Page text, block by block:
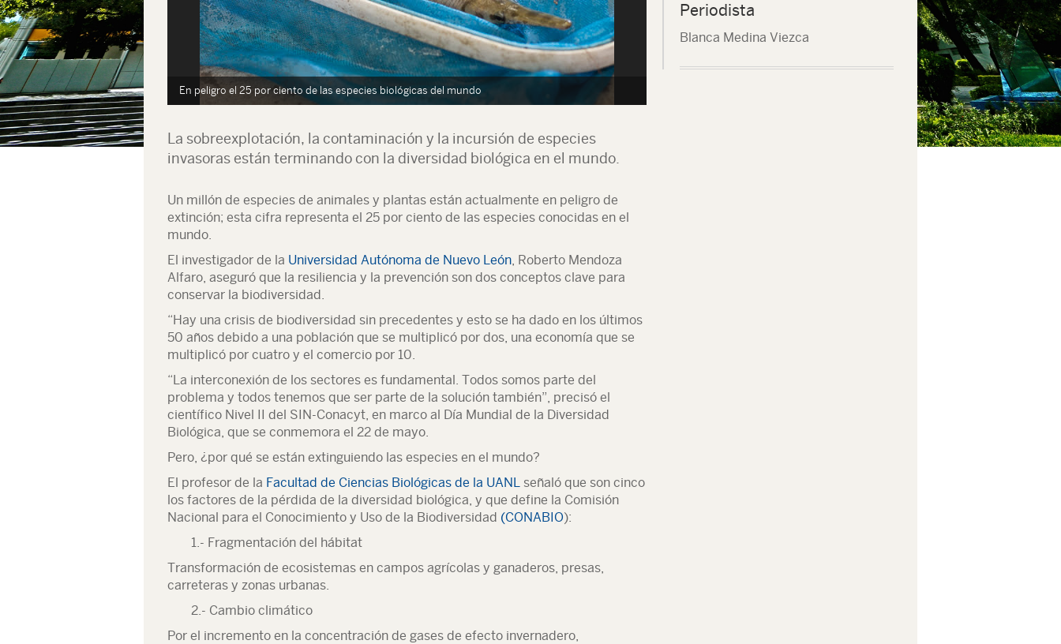
En peligro el 25 por ciento de las especies biológicas del mundo En peligro el 25 por ciento de las especies biológicas del mundo
La sobreexplotación, la contaminación y la incursión de especies
invasoras están terminando con la diversidad biológica en el mundo.
Un millón de especies de animales y plantas están actualmente en peligro de
extinción; esta cifra representa el 25 por ciento de las especies conocidas en el
mundo.
El investigador de la Universidad Autónoma de Nuevo León, Roberto Mendoza
Alfaro, aseguró que la resiliencia y la prevención son dos conceptos clave para
conservar la biodiversidad.
“Hay una crisis de biodiversidad sin precedentes y esto se ha dado en los últimos
50 años debido a una población que se multiplicó por dos, una economía que se
multiplicó por cuatro y el comercio por 10.
“La interconexión de los sectores es fundamental. Todos somos parte del
problema y todos tenemos que ser parte de la solución también”, precisó el
científico Nivel II del SIN-Conacyt, en marco al Día Mundial de la Diversidad
Biológica, que se conmemora el 22 de mayo.
Pero, ¿por qué se están extinguiendo las especies en el mundo?
El profesor de la Facultad de Ciencias Biológicas de la UANL señaló que son cinco
los factores de la pérdida de la diversidad biológica, y que define la Comisión
Nacional para el Conocimiento y Uso de la Biodiversidad (CONABIO):
1.- Fragmentación del hábitat
Transformación de ecosistemas en campos agrícolas y ganaderos, presas,
carreteras y zonas urbanas.
2.- Cambio climático
Por el incremento en la concentración de gases de efecto invernadero,
Periodista
Blanca Medina Viezca